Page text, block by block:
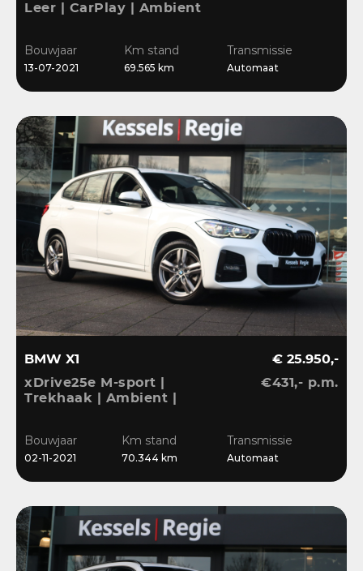
Leer | CarPlay | Ambient
Bouwjaar
13-07-2021
Km stand
69.565 km
Transmissie
Automaat
BMW X1
xDrive25e M-sport |
Trekhaak | Ambient |
€ 25.950,-
€431,- p.m.
Bouwjaar
02-11-2021
Km stand
70.344 km
Transmissie
Automaat